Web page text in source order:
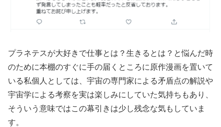
プラネテスが大好きで仕事とは？生きるとは？と悩んだ時
のために本棚のすぐに手の届くところに原作漫画を置いて
いる私個人としては、宇宙の専門家による矛盾点の解説や
宇宙学による考察を実は楽しみにしていた気持ちもあり、
そういう意味ではこの幕引きは少し残念な気もしていま
す。